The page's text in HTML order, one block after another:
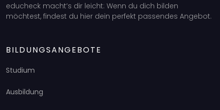
educheck macht’s dir leicht: Wenn du dich bilden
möchtest, findest du hier dein perfekt passendes Angebot.
BILDUNGSANGEBOTE
Studium
Ausbildung